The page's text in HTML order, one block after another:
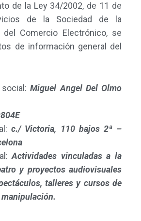
de la Ley 34/2002, de 11 de
de la Sociedad de la
Comercio Electrónico, se
de información general del
social:Miguel Angel Del Olmo
c./ Victoria, 110 bajos 2ª –
Actividades vinculadas a la
y proyectos audiovisuales
talleres y cursos de